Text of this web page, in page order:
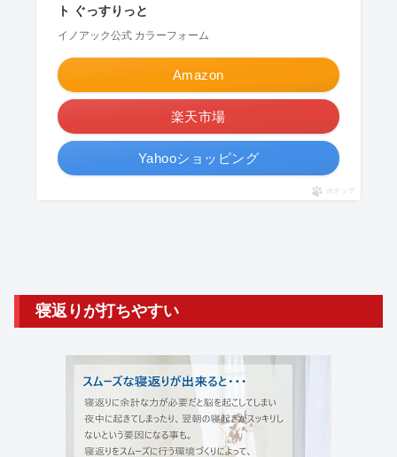
ト ぐっすりっと
イノアック公式 カラーフォーム
Amazon
楽天市場
Yahooショッピング
ポチップ
寝返りが打ちやすい